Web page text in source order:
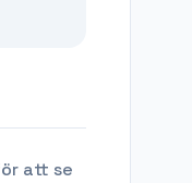
att se